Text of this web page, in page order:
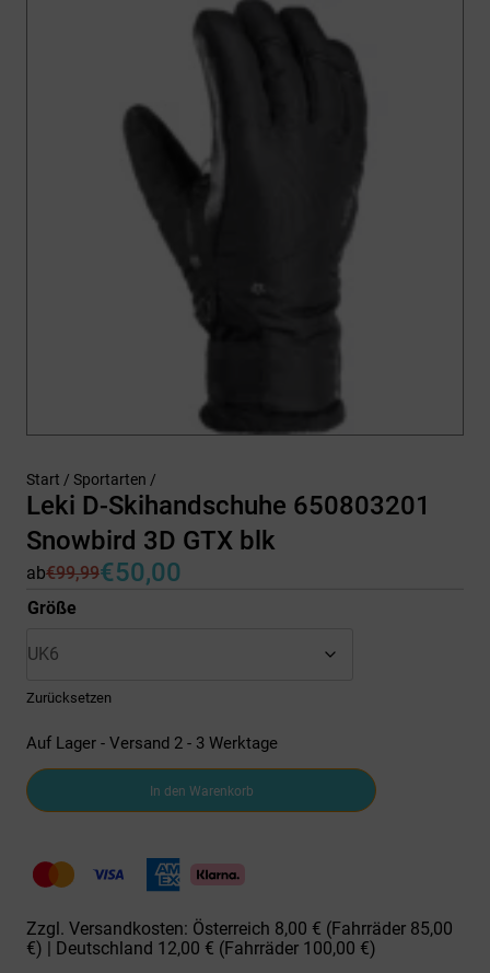
Start / Sportarten /
Leki D-Skihandschuhe 650803201
Snowbird 3D GTX blk
ab€99,99
Ursprünglicher
Preis
war:
€50,00
Aktueller
Preis
ist:
Größe
Zurücksetzen
Auf Lager - Versand 2 - 3 Werktage
Leki
D-
Skihandschuhe
3D
GTX
Menge
In den Warenkorb
Zzgl. Versandkosten: Österreich 8,00 € (Fahrräder 85,00
€) | Deutschland 12,00 € (Fahrräder 100,00 €)